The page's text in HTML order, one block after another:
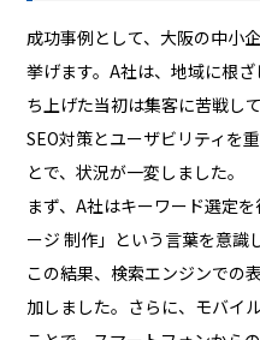
成功事例として、大阪の中小
挙げます。A社は、地域に根
ち上げた当初は集客に苦戦し
SEO対策とユーザビリティを
とで、状況が一変しました。
まず、A社はキーワード選定
ージ 制作」という言葉を意識
この結果、検索エンジンでの
加しました。さらに、モバイ